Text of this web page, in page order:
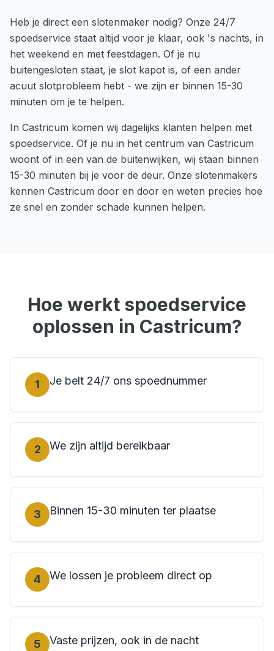
Heb je direct een slotenmaker nodig? Onze 24/7
spoedservice staat altijd voor je klaar, ook 's nachts, in
het weekend en met feestdagen. Of je nu
buitengesloten staat, je slot kapot is, of een ander
acuut slotprobleem hebt - we zijn er binnen 15-30
minuten om je te helpen.
In Castricum komen wij dagelijks klanten helpen met
spoedservice. Of je nu in het centrum van Castricum
woont of in een van de buitenwijken, wij staan binnen
15-30 minuten bij je voor de deur. Onze slotenmakers
kennen Castricum door en door en weten precies hoe
ze snel en zonder schade kunnen helpen.
Hoe werkt spoedservice
oplossen in Castricum?
1 Je belt 24/7 ons spoednummer
2 We zijn altijd bereikbaar
3 Binnen 15-30 minuten ter plaatse
4 We lossen je probleem direct op
5 Vaste prijzen, ook in de nacht